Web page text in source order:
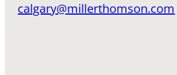
calgary@millerthomson.com